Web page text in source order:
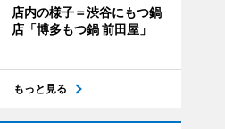
店内の様子＝渋谷にもつ鍋
店「博多もつ鍋 前田屋」
もっと見る